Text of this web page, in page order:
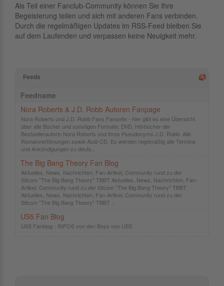
Als Teil einer Fanclub-Community können Sie Ihre
Begeisterung teilen und sich mit anderen Fans verbinden.
Durch die regelmäßigen Updates im RSS-Feed bleiben Sie
auf dem Laufenden und verpassen keine Neuigkeit mehr.
Feeds
Feedname
Nora Roberts & J.D. Robb Autoren Fanpage
Nora Roberts und J.D. Robb Fans Fanseite - hier gibt es eine Übersicht
über alle Bücher und sonstigen Formate, DVD, Hörbücher der
Bestsellerautorin Nora Roberts und ihres Pseudonyms J.D. Robb. Alle
Romanverfilmungen sowie Audi-CD. Es werden regelmäßig alle Termine
und Ankündigungen zu deuts..
The Big Bang Theory Fan Blog
Aktuelles, News, Nachrichten, Fan-Artikel, Community rund zu der
Sitcom "The Big Bang Theory" TBBT Aktuelles, News, Nachrichten, Fan-
Artikel, Community rund zu der Sitcom "The Big Bang Theory" TBBT
Aktuelles, News, Nachrichten, Fan-Artikel, Community rund zu der
Sitcom "The Big Bang Theory" TBBT ..
US5 Fan Blog
US5 Fanblog - INFOS von den Boys von US5